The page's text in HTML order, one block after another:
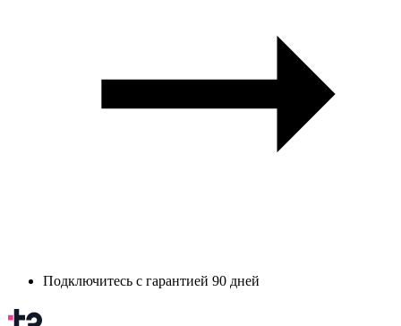
Подключитесь с гарантией 90 дней